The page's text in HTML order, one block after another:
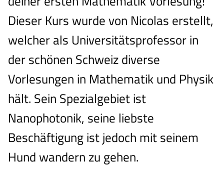
Dieser Kurs wurde von Nicolas erstellt,
welcher als Universitätsprofessor in
der schönen Schweiz diverse
Vorlesungen in Mathematik und Physik
hält. Sein Spezialgebiet ist
Nanophotonik, seine liebste
Beschäftigung ist jedoch mit seinem
Hund wandern zu gehen.